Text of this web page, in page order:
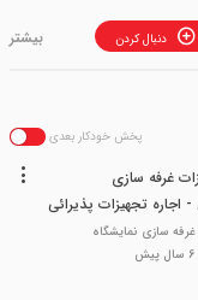
دنبال کردن
پخش خودکار بعدی
غرفه سازی
اجاره تجهیزات پذیرائی
سازی نمایشگاه
6 سال پیش